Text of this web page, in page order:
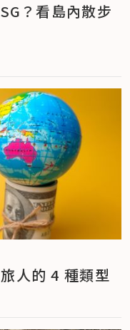
？看島內散步
人的 4 種類型